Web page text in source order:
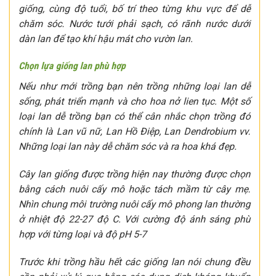
giống, cùng độ tuổi, bố trí theo từng khu vực để dễ
chăm sóc. Nước tưới phải sạch, có rãnh nước dưới
dàn lan để tạo khí hậu mát cho vườn lan.
Chọn lựa giống lan phù hợp
Nếu như mới trồng bạn nên trồng những loại lan dễ
sống, phát triển mạnh và cho hoa nở lien tục. Một số
loại lan dễ trồng bạn có thể cân nhắc chọn trồng đó
chính là Lan vũ nữ, Lan Hồ Điệp, Lan Dendrobium vv.
Những loại lan này dễ chăm sóc và ra hoa khá đẹp.
Cây lan giống được trồng hiện nay thường được chọn
bằng cách nuôi cấy mô hoặc tách mầm từ cây mẹ.
Nhìn chung môi trường nuôi cấy mô phong lan thường
ở nhiệt độ 22-27 độ C. Với cường độ ánh sáng phù
hợp với từng loại và độ pH 5-7
Trước khi trồng hầu hết các giống lan nói chung đều